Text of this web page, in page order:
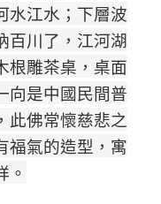
水江水；下層波
百川了，江河湖
根雕茶桌，桌面
向是中國民間普
此佛常懷慈悲之
福氣的造型，寓